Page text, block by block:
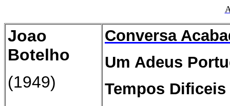
Joao
Botelho
(1949)
Conversa
Um Adeus
Tempos Dificeis